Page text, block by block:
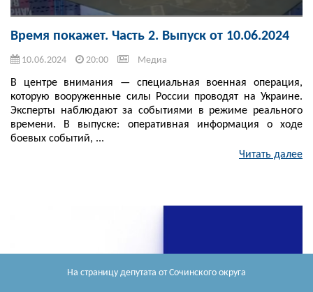
На страницу депутата от Сочинского округа
Время покажет. Часть 2. Выпуск от 10.06.2024
10.06.2024 20:00 Медиа
В центре внимания — специальная военная операция,
которую вооруженные силы России проводят на Украине.
Эксперты наблюдают за событиями в режиме реального
времени. В выпуске: оперативная информация о ходе
боевых событий, ...
Читать далее